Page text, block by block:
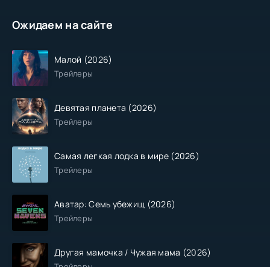
Ожидаем на сайте
Малой (2026)
Трейлеры
Девятая планета (2026)
Трейлеры
Самая легкая лодка в мире (2026)
Трейлеры
Аватар: Семь убежищ (2026)
Трейлеры
Другая мамочка / Чужая мама (2026)